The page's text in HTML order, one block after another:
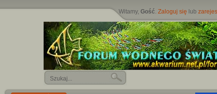
Witamy,Gość.Zaloguj się lub